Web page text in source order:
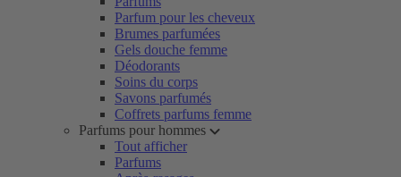
Parfum pour les cheveux
Brumes parfumées
Gels douche femme
Déodorants
Soins du corps
Savons parfumés
Coffrets parfums femme
Parfums pour hommes
Tout afficher
Parfums